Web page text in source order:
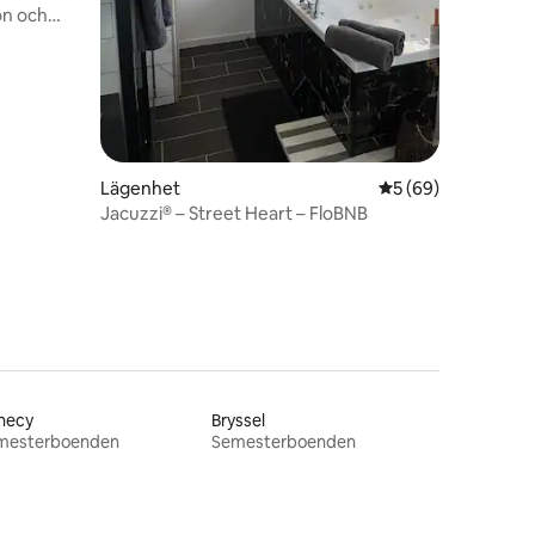
och
Lägenhet 5 av 5 i
5 (69)
Jacuzzi® – Street Heart – FloBNB
Bryssel
Semesterboenden